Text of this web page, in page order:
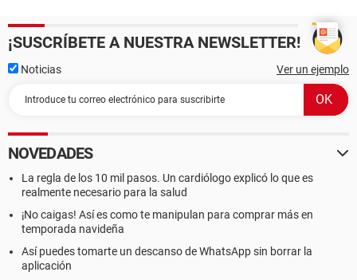
¡SUSCRÍBETE A NUESTRA NEWSLETTER!
Noticias Ver un ejemplo
NOVEDADES
La regla de los 10 mil pasos. Un cardiólogo explicó lo que es
realmente necesario para la salud
¡No caigas! Así es como te manipulan para comprar más en
temporada navideña
Así puedes tomarte un descanso de WhatsApp sin borrar la
aplicación